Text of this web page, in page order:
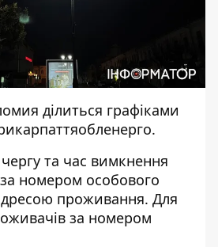
ділиться графіками
.
та час вимкнення
за номером особового
проживання. Для
за номером